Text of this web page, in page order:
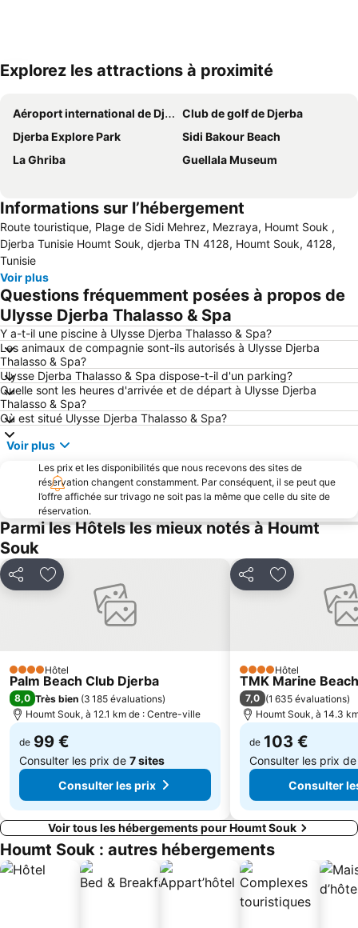
Explorez les attractions à proximité
Aéroport international de Djerba-Zarzis
Club de golf de Djerba
Djerba Explore Park
Sidi Bakour Beach
La Ghriba
Guellala Museum
Informations sur l’hébergement
Route touristique, Plage de Sidi Mehrez, Mezraya, Houmt Souk ,
Djerba Tunisie Houmt Souk, djerba TN 4128, Houmt Souk, 4128,
Tunisie
Voir plus
Questions fréquemment posées à propos de
Ulysse Djerba Thalasso & Spa
Y a-t-il une piscine à Ulysse Djerba Thalasso & Spa?
Les animaux de compagnie sont-ils autorisés à Ulysse Djerba
Thalasso & Spa?
Ulysse Djerba Thalasso & Spa dispose-t-il d'un parking?
Quelle sont les heures d'arrivée et de départ à Ulysse Djerba
Thalasso & Spa?
Où est situé Ulysse Djerba Thalasso & Spa?
Voir plus
Les prix et les disponibilités que nous recevons des sites de
réservation changent constamment. Par conséquent, il se peut que
l’offre affichée sur trivago ne soit pas la même que celle du site de
réservation.
Parmi les Hôtels les mieux notés à Houmt
Souk
PartagerAjouter à mes favoris
4 ÉtoilesHôtel
Palm Beach Club Djerba
8,0 Très bien (3 185 évaluations)
Houmt Souk, à 12.1 km de : Centre-ville
de 99 €
Consulter les prix de 7 sites
Consulter les prix
PartagerAjouter à
4 ÉtoilesHôtel
TMK Marine
7,0 (1 635 évaluations)
Houmt Souk, à 14.3
de 103 €
Consulter les prix
Consulter
Voir tous les hébergements pour Houmt Souk
Houmt Souk : autres hébergements